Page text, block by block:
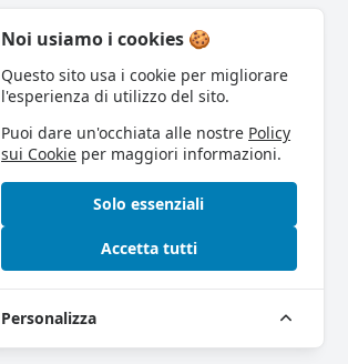
Noi usiamo i cookies 🍪
Questo sito usa i cookie per migliorare
l'esperienza di utilizzo del sito.
Puoi dare un'occhiata alle nostre Policy
sui Cookie per maggiori informazioni.
Solo essenziali
Accetta tutti
Personalizza